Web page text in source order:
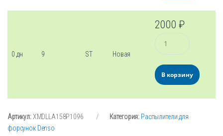
0 дн 9 ST Новая
2000₽
Количество
В корзину
Артикул:XMDLLA158P1096 Категория: Распылители для
форсунок Denso